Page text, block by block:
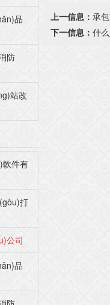
品
防
站改
軟件有
打
公司
品
上一信息： 承
下一信息： 什